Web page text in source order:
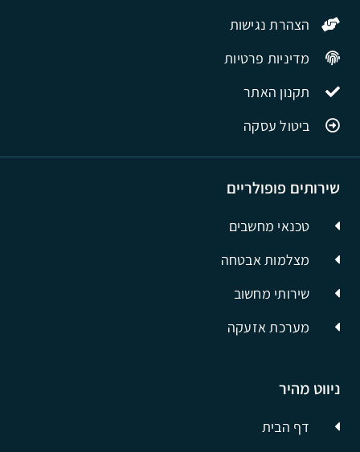
ניווט מהיר
דף הבית
שירותים פופולריים
טכנאי מחשבים
מצלמות אבטחה
שירותי מחשוב
מערכת אזעקה
הצהרת נגישות
מדיניות פרטיות
תקנון האתר
ביטול עסקה